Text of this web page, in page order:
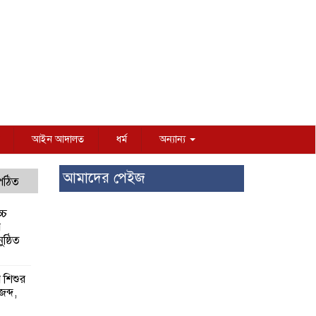
আইন আদালত ধর্ম অন্যান্য
শিশুর
আমাদের পেইজ